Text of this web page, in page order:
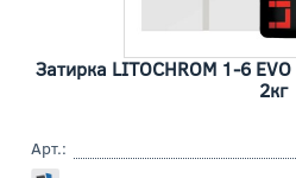
Затирка LITOCHROM 1-6
2кг
Арт.: